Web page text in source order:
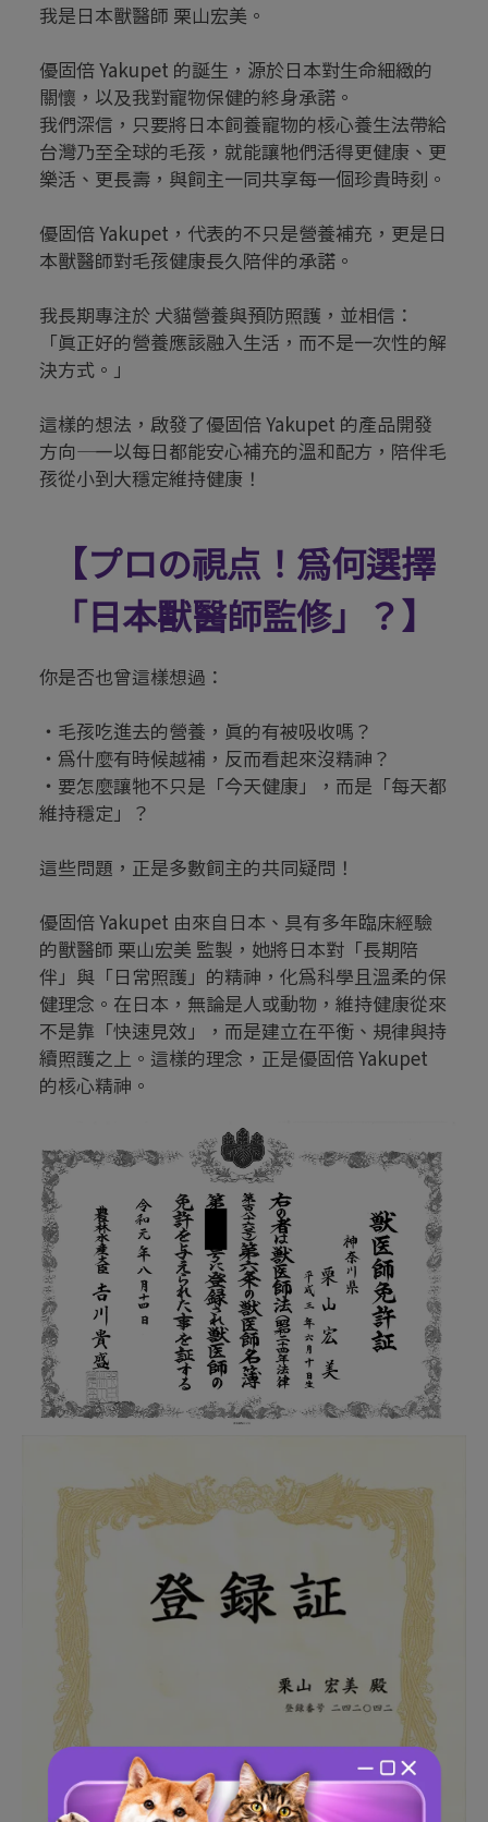
我是日本獸醫師 栗山宏美。
優固倍 Yakupet 的誕生，源於日本對生命細緻的
關懷，以及我對寵物保健的終身承諾。
我們深信，只要將日本飼養寵物的核心養生法帶給
台灣乃至全球的毛孩，就能讓牠們活得更健康、更
樂活、更長壽，與飼主一同共享每一個珍貴時刻。
優固倍 Yakupet，代表的不只是營養補充，更是日
本獸醫師對毛孩健康長久陪伴的承諾。
我長期專注於 犬貓營養與預防照護，並相信：
「真正好的營養應該融入生活，而不是一次性的解
決方式。」
這樣的想法，啟發了優固倍 Yakupet 的產品開發
方向——以每日都能安心補充的溫和配方，陪伴毛
孩從小到大穩定維持健康！
【プロの視点！為何選擇
「日本獸醫師監修」？】
你是否也曾這樣想過：
・毛孩吃進去的營養，真的有被吸收嗎？
・為什麼有時候越補，反而看起來沒精神？
・要怎麼讓牠不只是「今天健康」，而是「每天都
維持穩定」？
這些問題，正是多數飼主的共同疑問！
優固倍 Yakupet 由來自日本、具有多年臨床經驗
的獸醫師 栗山宏美 監製，她將日本對「長期陪
伴」與「日常照護」的精神，化為科學且溫柔的保
健理念。在日本，無論是人或動物，維持健康從來
不是靠「快速見效」，而是建立在平衡、規律與持
續照護之上。這樣的理念，正是優固倍 Yakupet
的核心精神。